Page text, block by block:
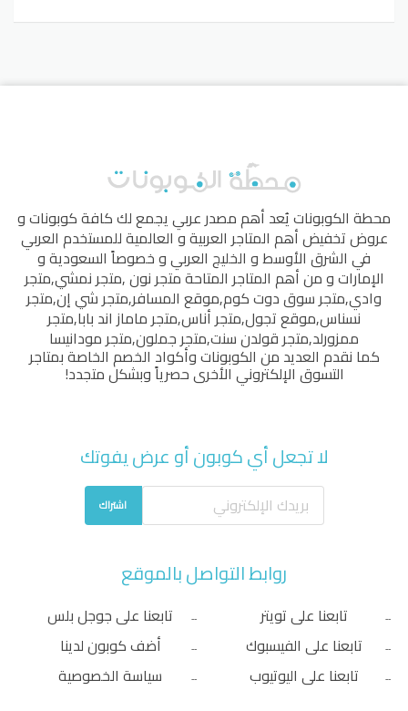
محطة الكوبوناتيُعد أهم مصدر عربي يجمع لك كافة كوبونات و
عروض تخفيض أهم المتاجر العربية و العالمية للمستخدم العربي
في الشرق الأوسط و الخليج العربي و خصوصاً السعودية و
الإمارات و من أهم المتاجر المتاحةمتجر نون,متجر نمشي,متجر
وادي,متجر سوق دوت كوم,موقع المسافر,متجر شي إن,متجر
نسناس,موقع تجول,متجر أناس,متجر ماماز اند بابا,متجر
ممزورلد,متجر قولدن سنت,متجر جملون,متجر مودانيسا
كما نقدم العديد من الكوبونات وأكواد الخصم الخاصة بمتاجر
التسوق الإلكتروني الأخرى حصرياً وبشكل متجدد!
لا تجعل أي كوبون أو عرض يفوتك
اشتراك
روابط التواصل بالموقع
تابعنا على تويتر
تابعنا على الفيسبوك
تابعنا على اليوتيوب
تابعنا على جوجل بلس
أضف كوبون لدينا
سياسة الخصوصية